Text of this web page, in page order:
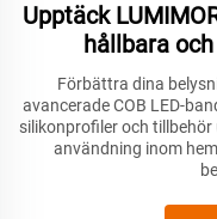
Upptäck
hållbara
Förbättra dina
avancerade COB LED-
silikonprofiler och
användning inom